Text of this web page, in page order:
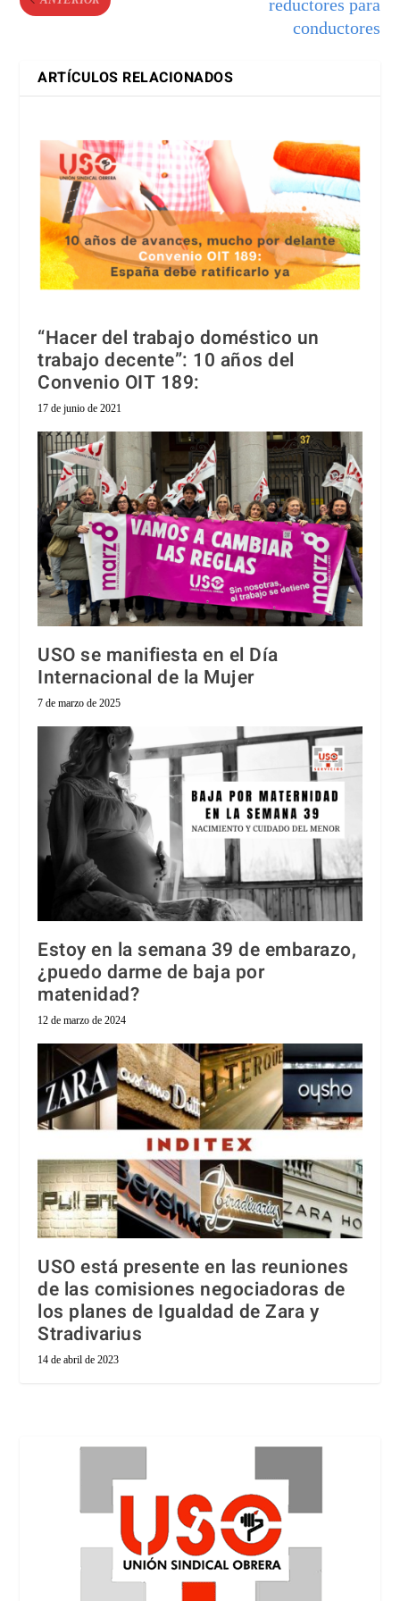
reductores para
conductores
ARTÍCULOS RELACIONADOS
“Hacer del trabajo doméstico un
trabajo decente”: 10 años del
Convenio OIT 189:
17 de junio de 2021
USO se manifiesta en el Día
Internacional de la Mujer
7 de marzo de 2025
Estoy en la semana 39 de embarazo,
¿puedo darme de baja por
matenidad?
12 de marzo de 2024
USO está presente en las reuniones
de las comisiones negociadoras de
los planes de Igualdad de Zara y
Stradivarius
14 de abril de 2023